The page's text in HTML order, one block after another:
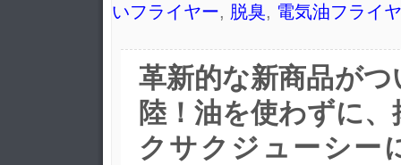
いフライヤー, 脱臭, 電気油フライ
革新的な新商品がつ
陸！油を使わずに
クサクジューシー